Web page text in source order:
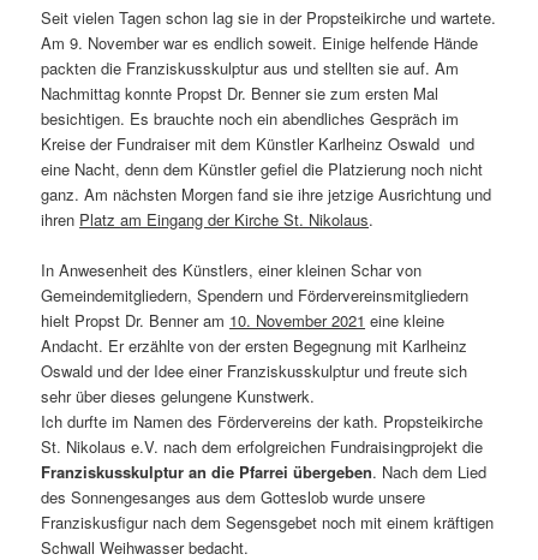
Seit vielen Tagen schon lag sie in der Propsteikirche und wartete.
Am 9. November war es endlich soweit. Einige helfende Hände
packten die Franziskusskulptur aus und stellten sie auf. Am
Nachmittag konnte Propst Dr. Benner sie zum ersten Mal
besichtigen. Es brauchte noch ein abendliches Gespräch im
Kreise der Fundraiser mit dem Künstler Karlheinz Oswald und
eine Nacht, denn dem Künstler gefiel die Platzierung noch nicht
ganz. Am nächsten Morgen fand sie ihre jetzige Ausrichtung und
ihren Platz am Eingang der Kirche St. Nikolaus.
In Anwesenheit des Künstlers, einer kleinen Schar von
Gemeindemitgliedern, Spendern und Fördervereinsmitgliedern
hielt Propst Dr. Benner am 10. November 2021 eine kleine
Andacht. Er erzählte von der ersten Begegnung mit Karlheinz
Oswald und der Idee einer Franziskusskulptur und freute sich
sehr über dieses gelungene Kunstwerk.
Ich durfte im Namen des Fördervereins der kath. Propsteikirche
St. Nikolaus e.V. nach dem erfolgreichen Fundraisingprojekt die
Franziskusskulptur an die Pfarrei übergeben. Nach dem Lied
des Sonnengesanges aus dem Gotteslob wurde unsere
Franziskusfigur nach dem Segensgebet noch mit einem kräftigen
Schwall Weihwasser bedacht.